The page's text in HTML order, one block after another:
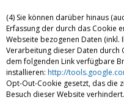
(4) Sie können darüber hinaus
Erfassung der durch das Cookie
Webseite bezogenen Daten (inkl.
Verarbeitung dieser Daten durch
dem folgenden Link verfügbare
installieren: http://
Opt-Out-Cookie gesetzt, das die
Besuch dieser Website verhindert.